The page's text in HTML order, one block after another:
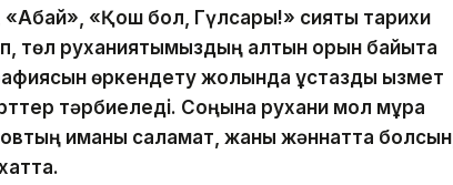
«Қош бол, Гүлсары!» сияқты тарихи
төл руханиятымыздың алтын қорын байыта
өркендету жолында ұстаздық қызмет
тәрбиеледі. Соңына рухани мол мұра
иманы саламат, жаны жәннатта болсын,